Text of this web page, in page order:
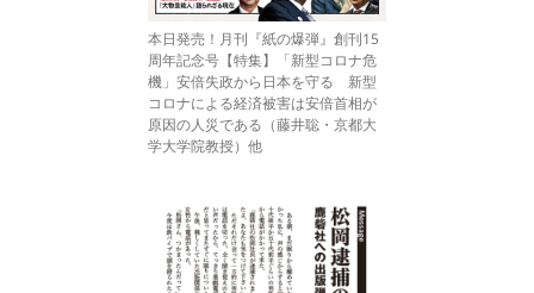
本日発売！月刊『紙の爆弾』創刊15
周年記念号【特集】「新型コロナ危
機」安倍失政から日本を守る 新型
コロナによる経済被害は安倍首相が
原因の人災である（藤井聡・京都大
学大学院教授）他